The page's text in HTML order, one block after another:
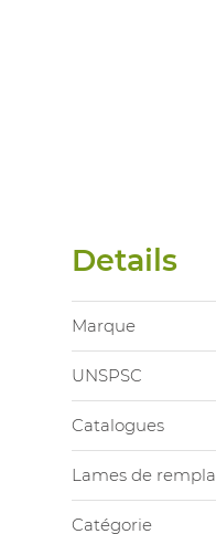
Details
Marque
UNSPSC
Catalogues
Lames de
Catégorie